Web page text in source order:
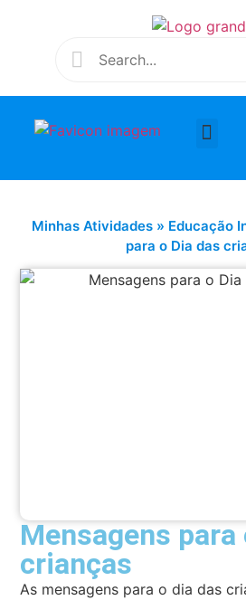
Minhas Atividades» Educação
para o Dia das
Mensagens para
crianças
As mensagens para o dia das